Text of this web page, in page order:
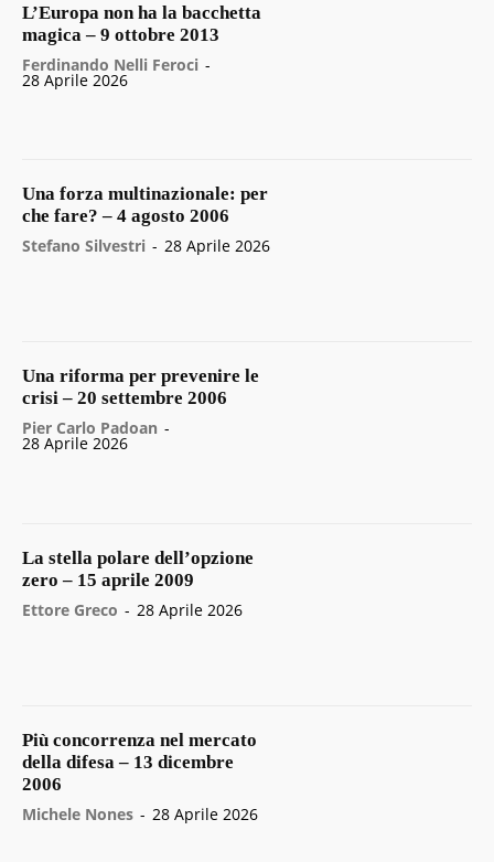
L’Europa non ha la bacchetta
magica – 9 ottobre 2013
Ferdinando Nelli Feroci -
28 Aprile 2026
Una forza multinazionale: per
che fare? – 4 agosto 2006
Stefano Silvestri - 28 Aprile 2026
Una riforma per prevenire le
crisi – 20 settembre 2006
Pier Carlo Padoan -
28 Aprile 2026
La stella polare dell’opzione
zero – 15 aprile 2009
Ettore Greco - 28 Aprile 2026
Più concorrenza nel mercato
della difesa – 13 dicembre
2006
Michele Nones - 28 Aprile 2026